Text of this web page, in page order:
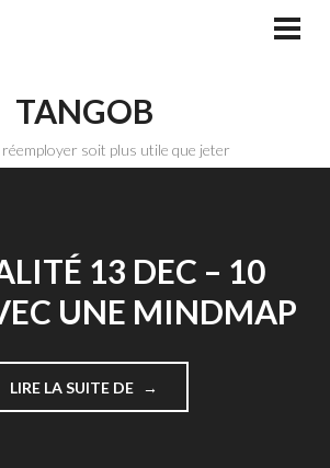
TANGOB
réemployer soit plus utile que jeter
13 DEC – 10
UNE MINDMAP
LIRE LA SUITE DE "ACTUALITÉ
13